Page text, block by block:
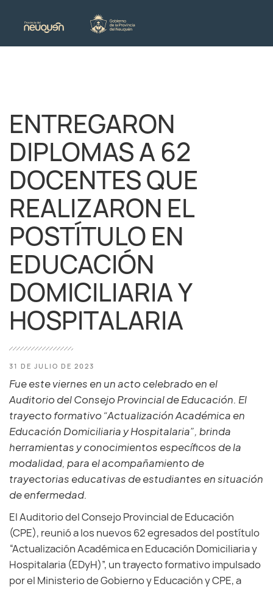
ENTREGARON
DIPLOMAS A 62
DOCENTES QUE
REALIZARON EL
POSTÍTULO EN
EDUCACIÓN
DOMICILIARIA Y
HOSPITALARIA
31 DE JULIO DE 2023
Fue este viernes en un acto celebrado en el
Auditorio del Consejo Provincial de Educación. El
trayecto formativo “Actualización Académica en
Educación Domiciliaria y Hospitalaria”, brinda
herramientas y conocimientos específicos de la
modalidad, para el acompañamiento de
trayectorias educativas de estudiantes en situación
de enfermedad.
El Auditorio del Consejo Provincial de Educación
(CPE), reunió a los nuevos 62 egresados del postítulo
“Actualización Académica en Educación Domiciliaria y
Hospitalaria (EDyH)”, un trayecto formativo impulsado
por el Ministerio de Gobierno y Educación y CPE, a